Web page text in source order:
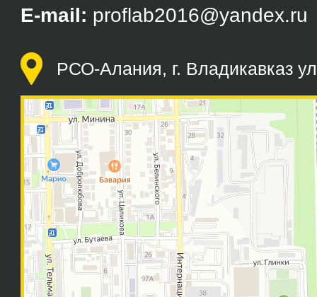
E-mail: proflab2016@yandex.ru
РСО-Алания, г. Владикавказ